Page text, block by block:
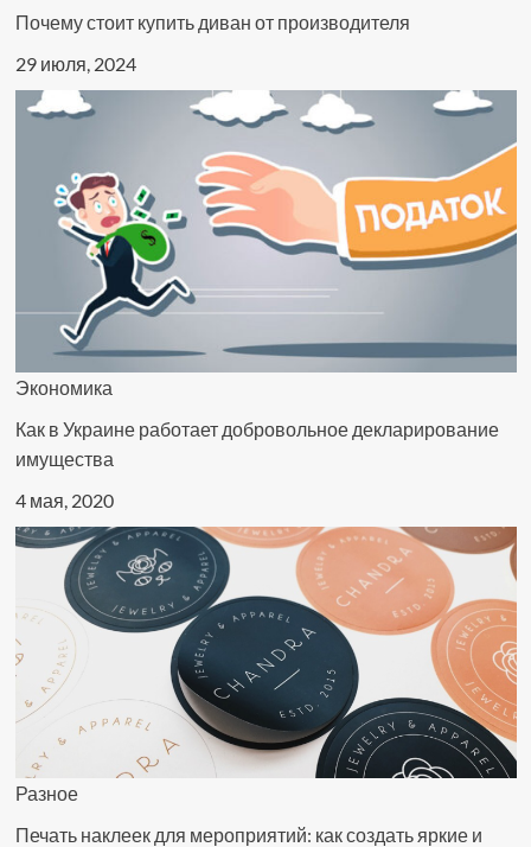
Почему стоит купить диван от производителя
29 июля, 2024
Экономика
Как в Украине работает добровольное декларирование
имущества
4 мая, 2020
Разное
Печать наклеек для мероприятий: как создать яркие и